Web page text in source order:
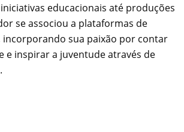
educacionais até produções
se associou a plataformas de
sua paixão por contar
e inspirar a juventude através de